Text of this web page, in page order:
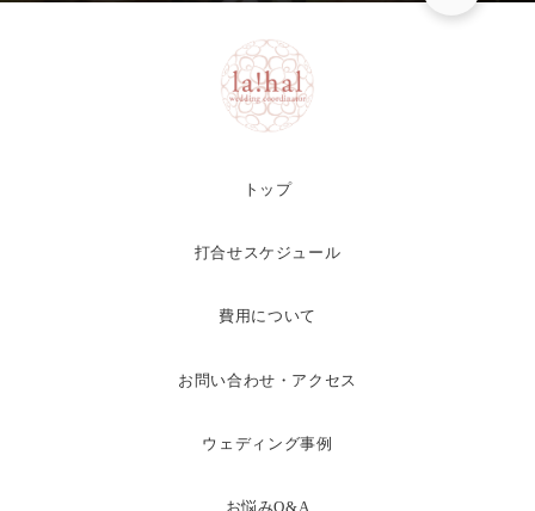
トップ
打合せスケジュール
費用について
お問い合わせ・アクセス
ウェディング事例
お悩みQ&A